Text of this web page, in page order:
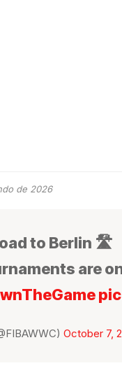
de 2026
to Berlin 🛣️
are
October 7,